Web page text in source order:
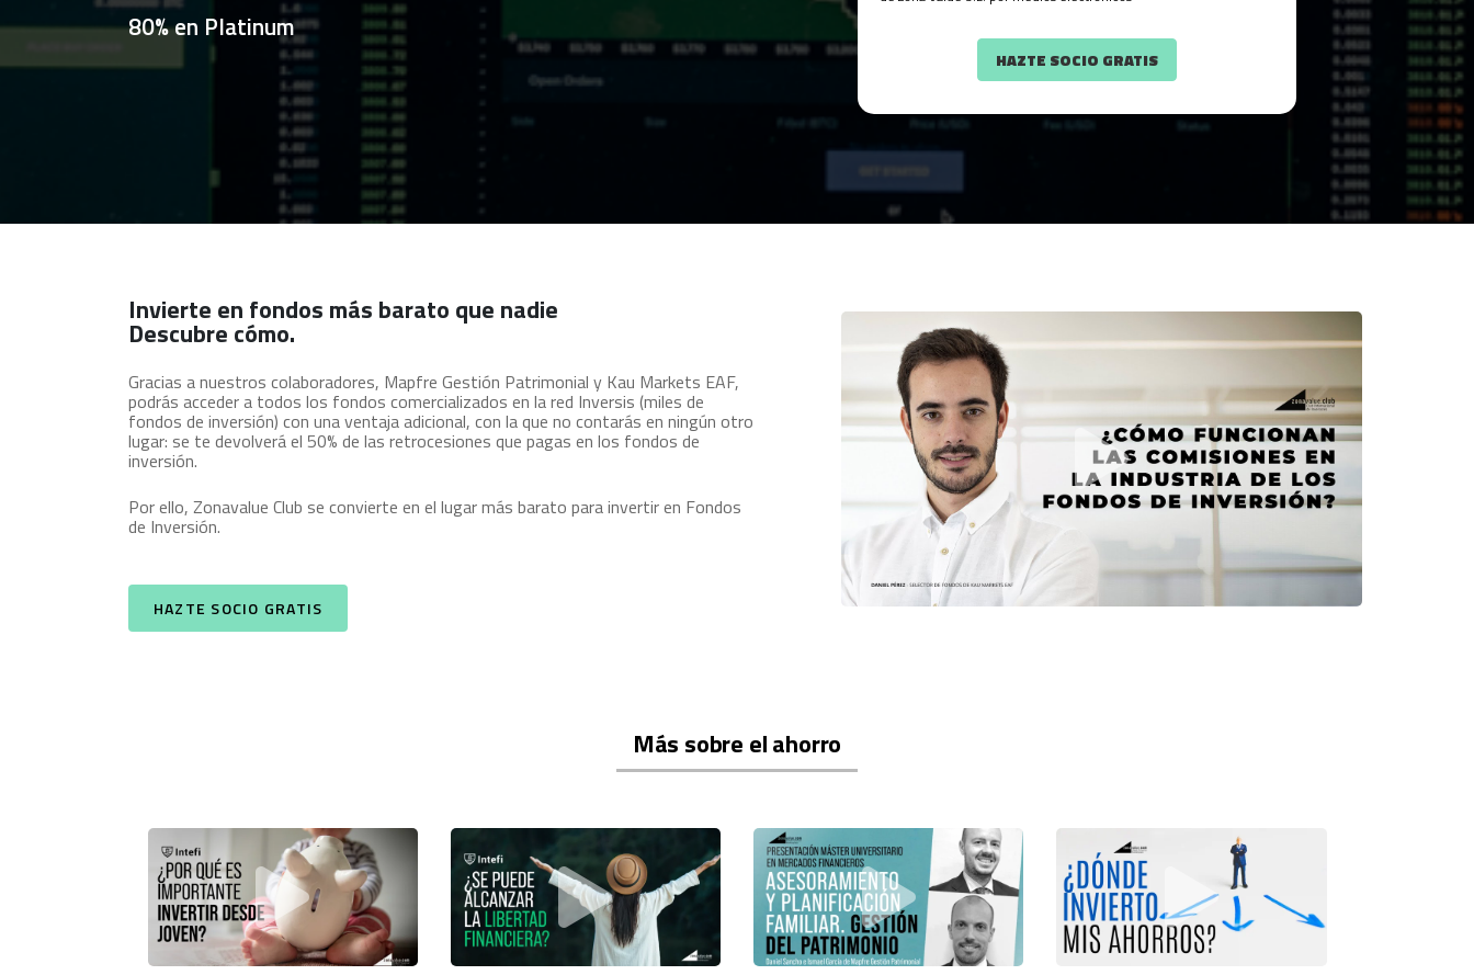
80% en Platinum
HAZTE SOCIO GRATIS
Invierte en fondos más barato que nadie
Descubre cómo.
Gracias a nuestros colaboradores, Mapfre Gestión Patrimonial y Kau Markets EAF,
podrás acceder a todos los fondos comercializados en la red Inversis (miles de
fondos de inversión) con una ventaja adicional, con la que no contarás en ningún otro
lugar: se te devolverá el 50% de las retrocesiones que pagas en los fondos de
inversión.
Por ello, Zonavalue Club se convierte en el lugar más barato para invertir en Fondos
de Inversión.
HAZTE SOCIO GRATIS
Más sobre el ahorro